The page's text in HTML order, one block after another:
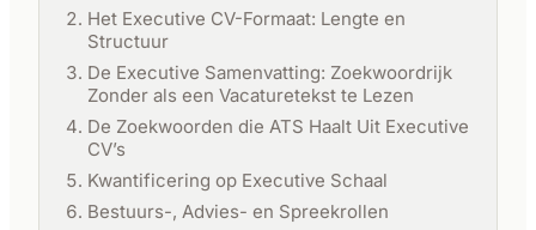
Het Executive CV-Formaat: Lengte en
Structuur
De Executive Samenvatting: Zoekwoordrijk
Zonder als een Vacaturetekst te Lezen
De Zoekwoorden die ATS Haalt Uit Executive
CV’s
Kwantificering op Executive Schaal
Bestuurs-, Advies- en Spreekrollen